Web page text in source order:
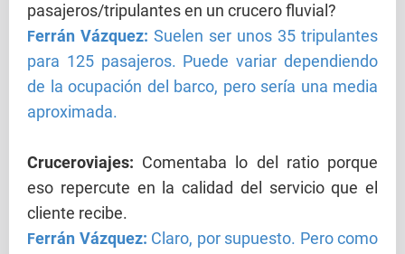
pasajeros/tripulantes en un crucero fluvial?
Ferrán Vázquez: Suelen ser unos 35 tripulantes
para 125 pasajeros. Puede variar dependiendo
de la ocupación del barco, pero sería una media
aproximada.
Cruceroviajes: Comentaba lo del ratio porque
eso repercute en la calidad del servicio que el
cliente recibe.
Ferrán Vázquez: Claro, por supuesto. Pero como